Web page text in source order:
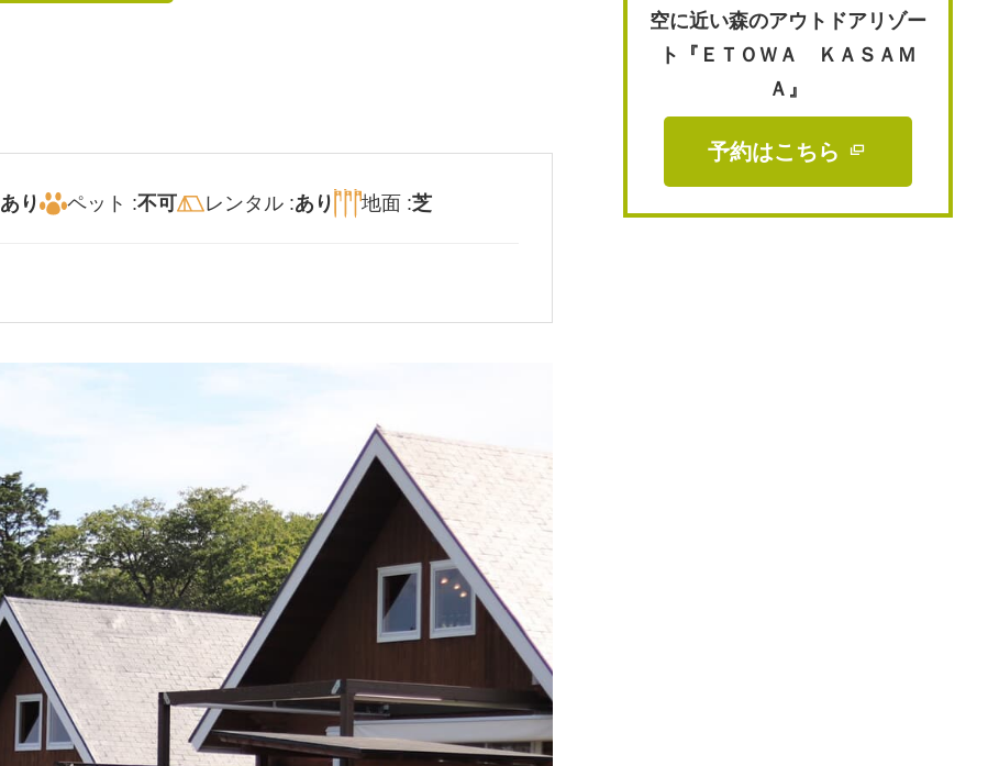
あり ペット :不可 レンタル :あり 地面 :芝
空に近い森のアウトドアリゾー
ト『ＥＴＯＷＡ ＫＡＳＡＭ
Ａ』
予約はこちら